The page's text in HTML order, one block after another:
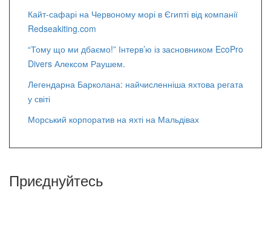
Кайт-сафарі на Червоному морі в Єгипті від компанії
Redseakiting.com
“Тому що ми дбаємо!” Інтерв’ю із засновником EcoPro
Divers Алексом Раушем.
Легендарна Барколана: найчисленніша яхтова регата
у світі
Морський корпоратив на яхті на Мальдівах
Приєднуйтесь